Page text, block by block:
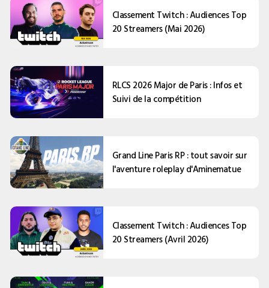
Classement Twitch : Audiences Top
20 Streamers (Mai 2026)
RLCS 2026 Major de Paris : Infos et
Suivi de la compétition
Grand Line Paris RP : tout savoir sur
l'aventure roleplay d'Aminematue
Classement Twitch : Audiences Top
20 Streamers (Avril 2026)